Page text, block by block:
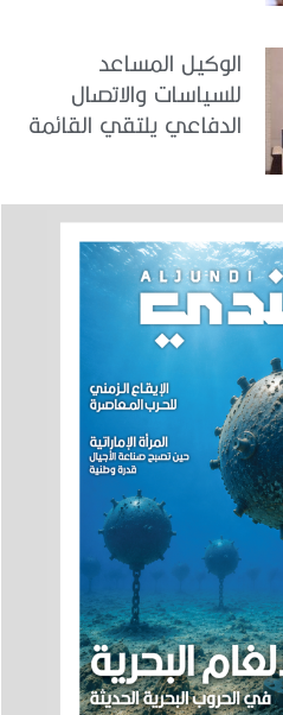
الوكيل المساعد
للسياسات والاتصال
الدفاعي يلتقي القائمة